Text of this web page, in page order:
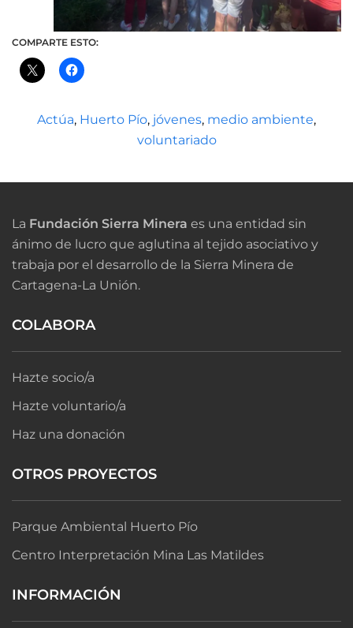
COMPARTE ESTO:
Actúa, Huerto Pío, jóvenes, medio ambiente,
voluntariado
La Fundación Sierra Minera es una entidad sin
ánimo de lucro que aglutina al tejido asociativo y
trabaja por el desarrollo de la Sierra Minera de
Cartagena-La Unión.
COLABORA
Hazte socio/a
Hazte voluntario/a
Haz una donación
OTROS PROYECTOS
Parque Ambiental Huerto Pío
Centro Interpretación Mina Las Matildes
INFORMACIÓN